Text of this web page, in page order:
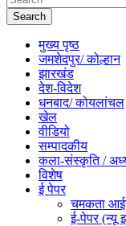
Search
मुख्य पृष्ठ
जमशेदपुर/ कोल्हान
झारखंड
देश-विदेश
धनबाद/ कोयलांचल
खेल
वीडियो
सम्पादकीय
कला-संस्कृति /
विशेष
ई पेपर
चमकता
ई-पेपर (न्यू